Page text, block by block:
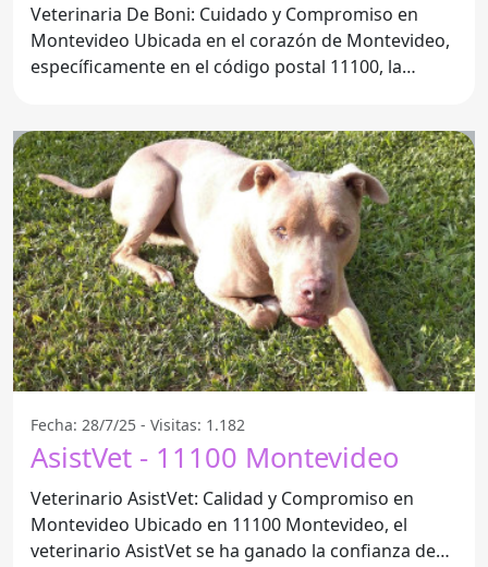
Veterinaria De Boni: Cuidado y Compromiso en
Montevideo Ubicada en el corazón de Montevideo,
específicamente en el código postal 11100, la
Fecha: 28/7/25 - Visitas: 1.182
AsistVet - 11100 Montevideo
Veterinario AsistVet: Calidad y Compromiso en
Montevideo Ubicado en 11100 Montevideo, el
veterinario AsistVet se ha ganado la confianza de